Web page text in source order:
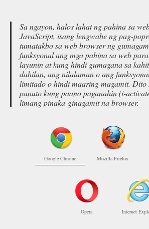
Sa ngayon, halos lahat ng pahina sa
JavaScript, isang lengwahe ng pag-
tumatakbo sa web browser ng
funksyonal ang mga pahina sa web
layunin at kung hindi gumagana sa
dahilan, ang nilalaman o ang
limitado o hindi maaring magamit. Dito
panuto kung paano paganahin (i-
limang pinaka-ginagamit na browser.
Google Chrome Mozilla Firefox
Opera Internet